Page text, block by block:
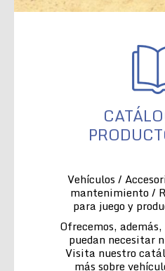
Vehículos /
mantenimiento /
para juego y
Ofrecemos,
puedan necesitar
Visita nuestro
más sobre